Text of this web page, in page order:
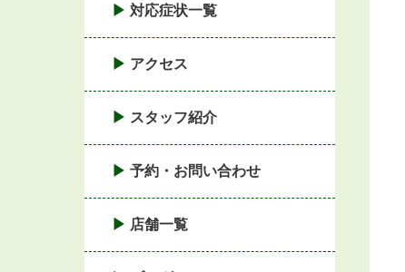
対応症状一覧
アクセス
スタッフ紹介
予約・お問い合わせ
店舗一覧